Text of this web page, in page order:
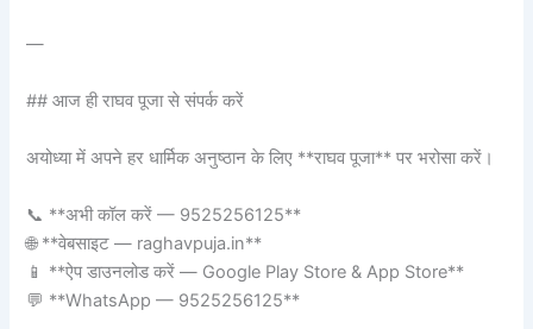
—
## आज ही राघव पूजा से संपर्क करें
अयोध्या में अपने हर धार्मिक अनुष्ठान के लिए **राघव पूजा** पर भरोसा करें।
📞 **अभी कॉल करें — 9525256125**
🌐 **वेबसाइट — raghavpuja.in**
📱 **ऐप डाउनलोड करें — Google Play Store & App Store**
💬 **WhatsApp — 9525256125**